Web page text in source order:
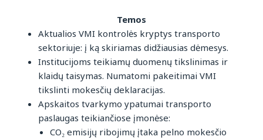
Temos
Aktualios VMI kontrolės kryptys transporto
sektoriuje: į ką skiriamas didžiausias dėmesys.
Institucijoms teikiamų duomenų tikslinimas ir
klaidų taisymas. Numatomi pakeitimai VMI
tikslinti mokesčių deklaracijas.
Apskaitos tvarkymo ypatumai transporto
paslaugas teikiančiose įmonėse:
CO₂ emisijų ribojimų įtaka pelno mokesčio